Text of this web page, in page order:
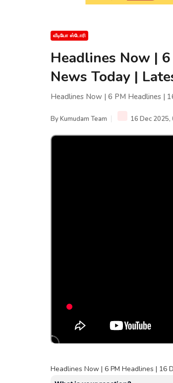
வீடியோ ஸ்டோரி
Headlines Now |
News Today |
Headlines Now | 6 PM Headlines |
ByKumudam Team 16 Dec 2025,
Headlines Now | 6 PM Headlines | 16